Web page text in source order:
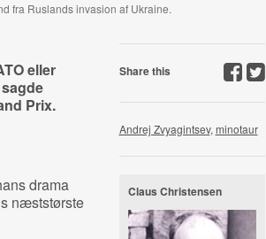
fra Ruslands invasion af Ukraine.
eller
Prix.
drama
næststørste
Share this
Andrej Zvyagintsev, minotaur
Claus Christensen